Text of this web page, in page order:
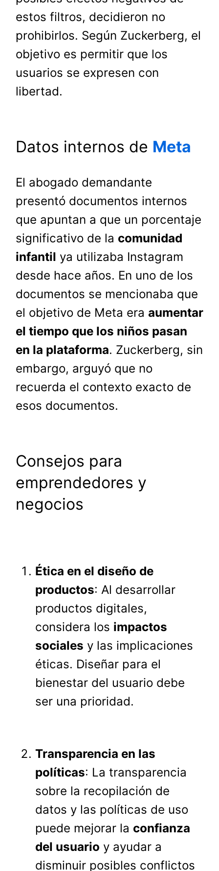
estos filtros, decidieron no
prohibirlos. Según Zuckerberg, el
objetivo es permitir que los
usuarios se expresen con
libertad.
Datos internos de Meta
El abogado demandante
presentó documentos internos
que apuntan a que un porcentaje
significativo de la comunidad
infantil ya utilizaba Instagram
desde hace años. En uno de los
documentos se mencionaba que
el objetivo de Meta era aumentar
el tiempo que los niños pasan
en la plataforma. Zuckerberg, sin
embargo, arguyó que no
recuerda el contexto exacto de
esos documentos.
Consejos para
emprendedores y
negocios
Ética en el diseño de
productos: Al desarrollar
productos digitales,
considera los impactos
sociales y las implicaciones
éticas. Diseñar para el
bienestar del usuario debe
ser una prioridad.
Transparencia en las
políticas: La transparencia
sobre la recopilación de
datos y las políticas de uso
puede mejorar la confianza
del usuario y ayudar a
disminuir posibles conflictos